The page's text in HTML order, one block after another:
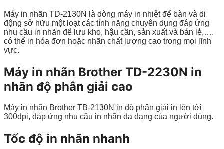
Máy in nhãn TD-2130N là dòng máy in nhiệt để bàn và di
động sở hữu một loạt các tính năng chuyên dụng đáp ứng
nhu cầu in nhãn để lưu kho, hậu cần, sản xuất và bán lẻ,….
có thể in hóa đơn hoặc nhãn chất lượng cao trong mọi lĩnh
vực.
Máy in nhãn Brother TD-2230N in
nhãn độ phân giải cao
Máy in nhãn Brother TB-2130N in độ phân giải in lên tới
300dpi, đáp ứng nhu cầu in nhãn đa dạng của người dùng.
Tốc độ in nhãn nhanh